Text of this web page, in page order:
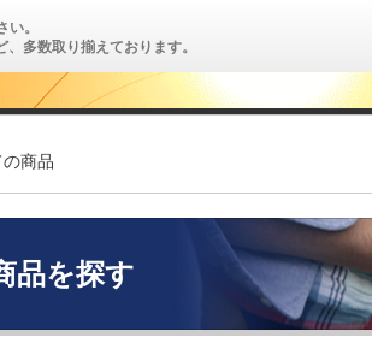
。
多数取り揃えております。
商品
品を探す